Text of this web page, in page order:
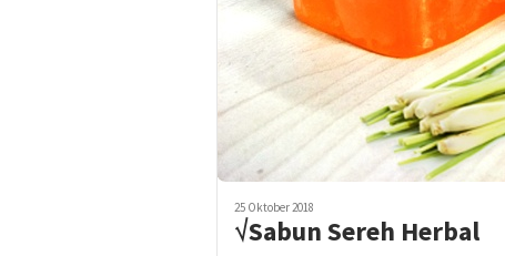
25 Oktober 2018
√Sabun Sereh Herbal